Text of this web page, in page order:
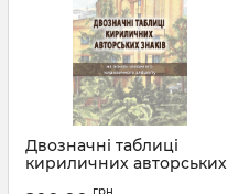
Двозначні таблиці
кириличних авторських